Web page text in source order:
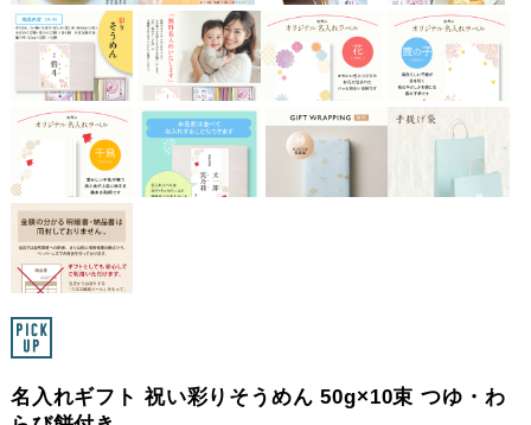
名入れギフト 祝い彩りそうめん 50g×10束 つゆ・わ